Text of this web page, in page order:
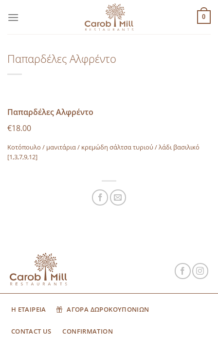
στο
0
Παπαρδέλες Αλφρέντο
Παπαρδέλες Αλφρέντο
€18.00
Κοτόπουλο / µανιτάρια / κρεµώδη σάλτσα τυριού / λάδι βασιλικό
[1,3,7,9,12]
Η ΕΤΑΙΡΕΙΑ ΑΓΟΡΑ ΔΩΡΟΚΟΥΠΟΝΙΩΝ
CONTACT US CONFIRMATION